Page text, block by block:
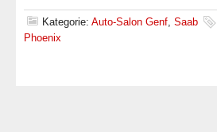
Kategorie: Auto-Salon Genf, Saab
Phoenix